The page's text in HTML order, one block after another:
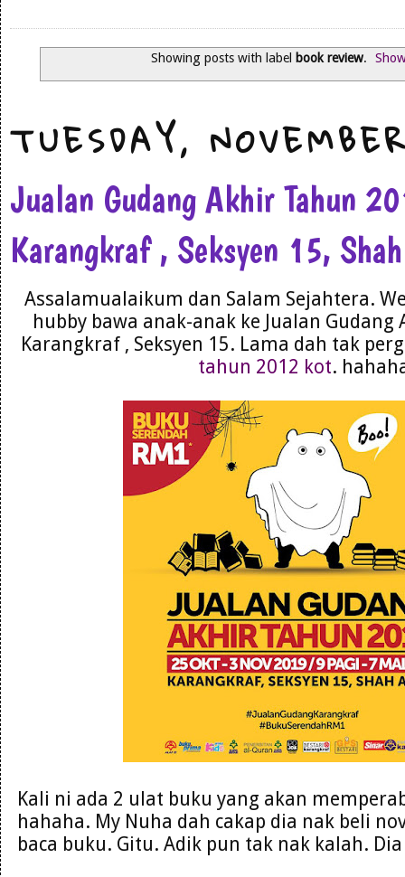
Showing posts with label book review.
TUESDAY,
Jualan Gudang Akhir Tahun
Karangkraf , Seksyen 15,
Assalamualaikum dan Salam Sejahtera.
hubby bawa anak-anak ke Jualan Gudang
Karangkraf , Seksyen 15. Lama dah tak
tahun 2012 kot.
Kali ni ada 2 ulat buku yang akan
hahaha. My Nuha dah cakap dia nak beli
baca buku. Gitu. Adik pun tak nak kalah.